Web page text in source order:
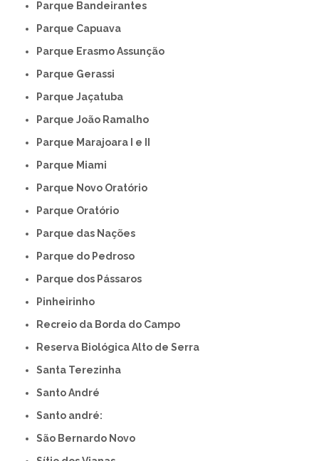
Parque Bandeirantes
Parque Capuava
Parque Erasmo Assunção
Parque Gerassi
Parque Jaçatuba
Parque João Ramalho
Parque Marajoara I e II
Parque Miami
Parque Novo Oratório
Parque Oratório
Parque das Nações
Parque do Pedroso
Parque dos Pássaros
Pinheirinho
Recreio da Borda do Campo
Reserva Biológica Alto de Serra
Santa Terezinha
Santo André
Santo andré:
São Bernardo Novo